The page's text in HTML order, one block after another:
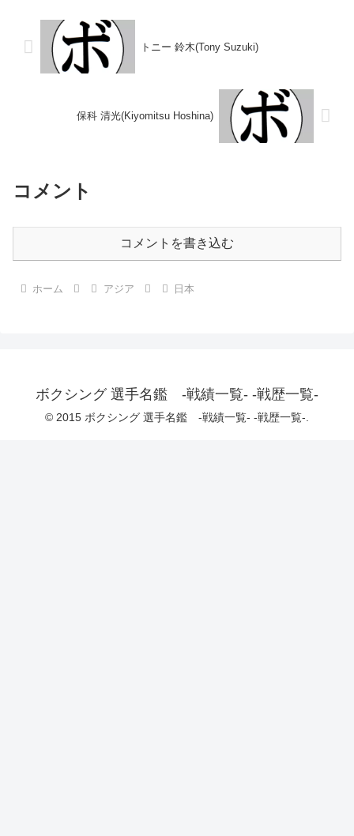
トニー 鈴木(Tony Suzuki)
保科 清光(Kiyomitsu Hoshina)
コメント
コメントを書き込む
ホーム アジア 日本
ボクシング 選手名鑑 -戦績一覧- -戦歴一覧-
© 2015 ボクシング 選手名鑑 -戦績一覧- -戦歴一覧-.